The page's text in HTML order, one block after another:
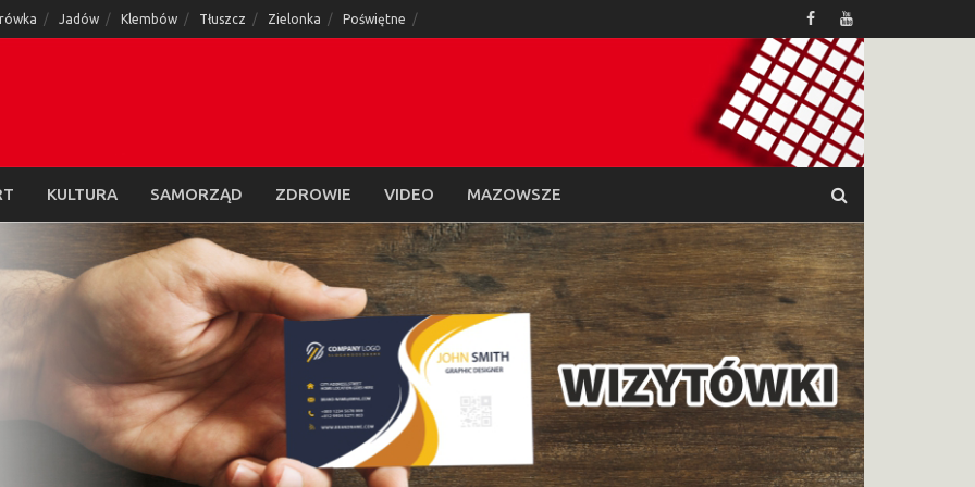
Jadów Klembów Tłuszcz Zielonka Poświętne
KULTURA SAMORZĄD ZDROWIE VIDEO MAZOWSZE